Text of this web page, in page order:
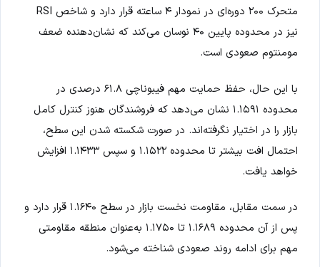
متحرک ۲۰۰ دوره‌ای در نمودار ۴ ساعته قرار دارد و شاخص RSI
نیز در محدوده پایین ۴۰ نوسان می‌کند که نشان‌دهنده ضعف
مومنتوم صعودی است.
با این حال، حفظ حمایت مهم فیبوناچی ۶۱.۸ درصدی در
محدوده ۱.۱۵۹۱ نشان می‌دهد که فروشندگان هنوز کنترل کامل
بازار را در اختیار نگرفته‌اند. در صورت شکسته شدن این سطح،
احتمال افت بیشتر تا محدوده ۱.۱۵۲۲ و سپس ۱.۱۴۳۳ افزایش
خواهد یافت.
در سمت مقابل، مقاومت نخست بازار در سطح ۱.۱۶۴۰ قرار دارد و
پس از آن محدوده ۱.۱۶۸۹ تا ۱.۱۷۵۰ به‌عنوان منطقه مقاومتی
مهم برای ادامه روند صعودی شناخته می‌شود.